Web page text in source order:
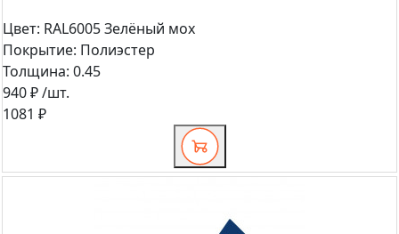
Цвет: RAL6005 Зелёный мох
Покрытие: Полиэстер
Толщина: 0.45
940 ₽/шт.
1081 ₽